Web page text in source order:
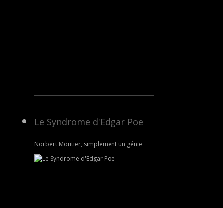
Le Syndrome d'Edgar Poe
Norbert Moutier, simplement un génie